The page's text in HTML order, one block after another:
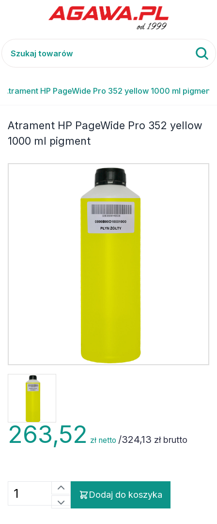
Atrament HP PageWide Pro 352 yellow 1000 ml pigment
Atrament HP PageWide Pro 352 yellow
1000 ml pigment
263,52 zł netto /324,13 zł brutto
Dodaj do koszyka